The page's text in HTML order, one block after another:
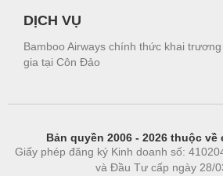
DỊCH VỤ
Bamboo Airways chính thức khai
gia tại Côn Đảo
Bản quyền 2006 - 2026 thuộc
Giấy phép đăng ký Kinh doanh số:
và Đầu Tư cấp ngày 28/